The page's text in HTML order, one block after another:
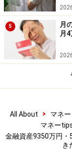
【編集部からのお
・「家計」につい
中です！
※抽選で20名に
※謝礼付きの限定
5
月
月
All About > マネー
マネー
金融資産9350万円・
き